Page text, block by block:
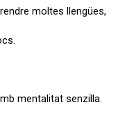
moltes llengües,
mentalitat senzilla.